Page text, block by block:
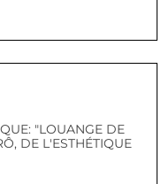
"LOUANGE DE
DE L'ESTHÉTIQUE